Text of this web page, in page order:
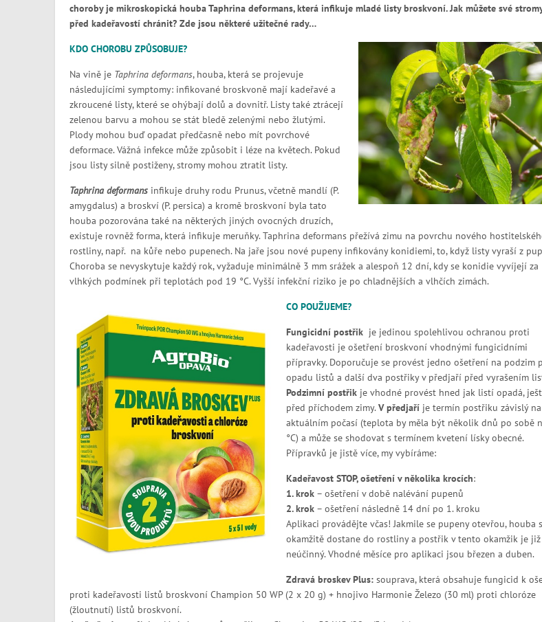
choroby je mikroskopická houba Taphrina deformans, která infikuje mladé listy broskvoní. Jak můžete své
před kadeřavostí chránit? Zde jsou některé užitečné rady…
KDO CHOROBU ZPŮSOBUJE?
Na vině je Taphrina deformans, houba, která se projevuje
následujícími symptomy: infikované broskvoně mají kadeřavé a
zkroucené listy, které se ohýbají dolů a dovnitř. Listy také ztrácejí
zelenou barvu a mohou se stát bledě zelenými nebo žlutými.
Plody mohou buď opadat předčasně nebo mít povrchové
deformace. Vážná infekce může způsobit i léze na květech. Pokud
jsou listy silně postiženy, stromy mohou ztratit listy.
Taphrina deformansinfikuje druhy rodu Prunus, včetně mandlí (P.
amygdalus) a broskví (P. persica) a kromě broskvoní byla tato
houba pozorována také na některých jiných ovocných druzích,
existuje rovněž forma, která infikuje meruňky. Taphrina deformans přežívá zimu na povrchu nového
rostliny, např. na kůře nebo pupenech. Na jaře jsou nové pupeny infikovány konidiemi, to, když listy vyraší z
Choroba se nevyskytuje každý rok, vyžaduje minimálně 3 mm srážek a alespoň 12 dní, kdy se konidie vyvíjejí za
vlhkých podmínek při teplotách pod 19 °C. Vyšší infekční riziko je po chladnějších a vlhčích zimách.
CO POUŽIJEME?
Fungicidní postřik je jedinou spolehlivou ochranou proti
kadeřavosti je ošetření broskvoní vhodnými fungicidními
přípravky. Doporučuje se provést jedno ošetření na podzim
opadu listů a další dva postřiky v předjaří před vyrašením
Podzimní postřikje vhodné provést hned jak listí opadá,
před příchodem zimy.V předjaříje termín postřiku závislý na
aktuálním počasí (teplota by měla být několik dnů po sobě
°C) a může se shodovat s termínem kvetení lísky obecné.
Přípravků je jistě více, my vybíráme:
Kadeřavost STOP,ošetření v několika krocích:
1. krok– ošetření v době nalévání pupenů
2. krok– ošetření následně 14 dní po 1. kroku
Aplikaci provádějte včas! Jakmile se pupeny otevřou, houba
okamžitě dostane do rostliny a postřik v tento okamžik je již
neúčinný. Vhodné měsíce pro aplikaci jsou březen a duben.
Zdravá broskev Plus: souprava, která obsahuje fungicid k
proti kadeřavosti listů broskvoní Champion 50 WP (2 x 20 g) + hnojivo Harmonie Železo (30 ml) proti chloróze
(žloutnutí) listů broskvoní.